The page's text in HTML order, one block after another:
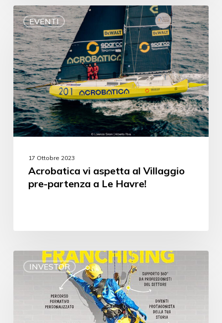
EVENTI
17 Ottobre 2023
Acrobatica vi aspetta al Villaggio
pre-partenza a Le Havre!
INVESTOR